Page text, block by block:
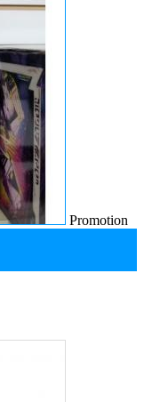
Promotion